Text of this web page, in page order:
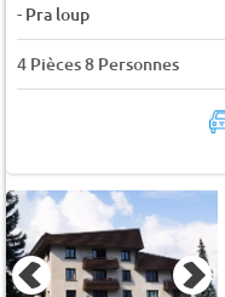
- Pra loup
4 Pièces 8 Personnes